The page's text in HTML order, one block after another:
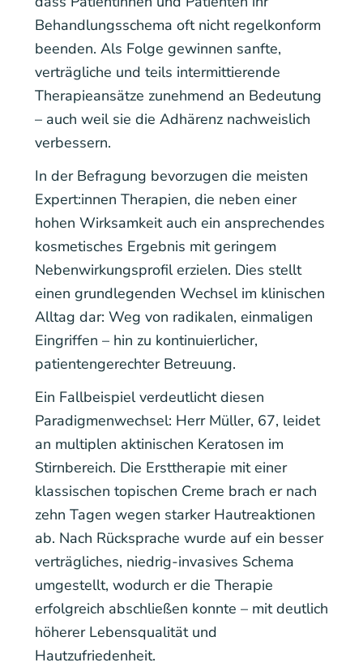
Behandlungsschema oft nicht regelkonform
beenden. Als Folge gewinnen sanfte,
verträgliche und teils intermittierende
Therapieansätze zunehmend an Bedeutung
– auch weil sie die Adhärenz nachweislich
verbessern.
In der Befragung bevorzugen die meisten
Expert:innen Therapien, die neben einer
hohen Wirksamkeit auch ein ansprechendes
kosmetisches Ergebnis mit geringem
Nebenwirkungsprofil erzielen. Dies stellt
einen grundlegenden Wechsel im klinischen
Alltag dar: Weg von radikalen, einmaligen
Eingriffen – hin zu kontinuierlicher,
patientengerechter Betreuung.
Ein Fallbeispiel verdeutlicht diesen
Paradigmenwechsel: Herr Müller, 67, leidet
an multiplen aktinischen Keratosen im
Stirnbereich. Die Ersttherapie mit einer
klassischen topischen Creme brach er nach
zehn Tagen wegen starker Hautreaktionen
ab. Nach Rücksprache wurde auf ein besser
verträgliches, niedrig-invasives Schema
umgestellt, wodurch er die Therapie
erfolgreich abschließen konnte – mit deutlich
höherer Lebensqualität und
Hautzufriedenheit.